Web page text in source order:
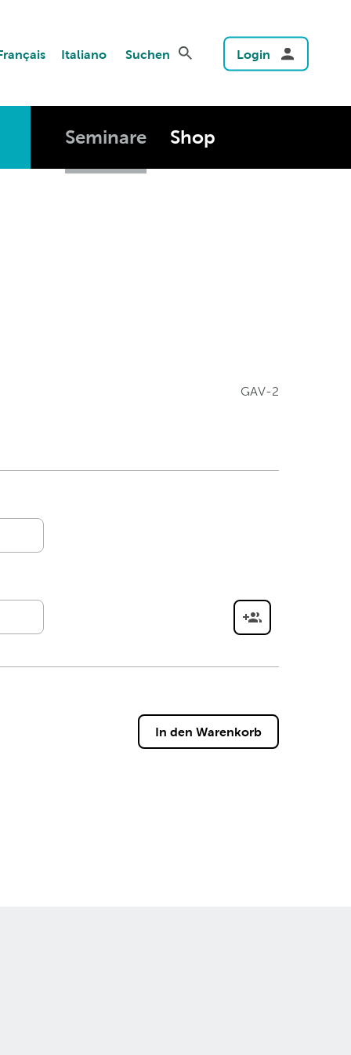
Italiano Suchen Login
Seminare Shop
GAV-2